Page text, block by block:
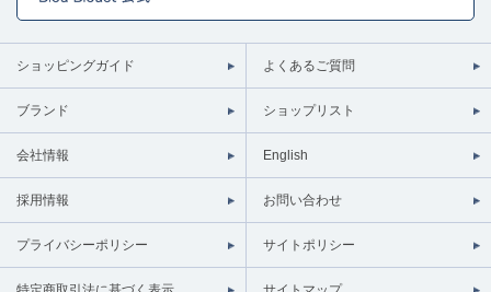
ショッピングガイド よくあるご質問
ブランド ショップリスト
会社情報 English
採用情報 お問い合わせ
プライバシーポリシー サイトポリシー